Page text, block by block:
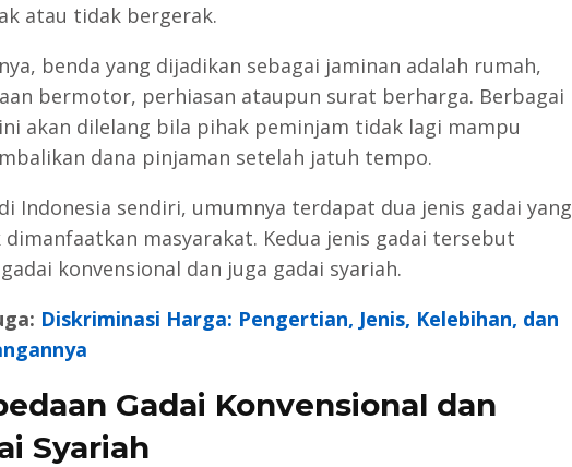
atau tidak bergerak.
benda yang dijadikan sebagai jaminan adalah rumah,
bermotor, perhiasan ataupun surat berharga. Berbagai
akan dilelang bila pihak peminjam tidak lagi mampu
dana pinjaman setelah jatuh tempo.
Indonesia sendiri, umumnya terdapat dua jenis gadai yang
dimanfaatkan masyarakat. Kedua jenis gadai tersebut
konvensional dan juga gadai syariah.
Diskriminasi Harga: Pengertian, Jenis, Kelebihan, dan
Gadai Konvensional dan
Syariah